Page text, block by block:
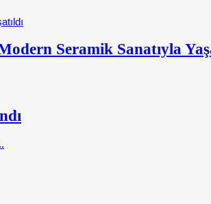
Seramik Sanatıyla